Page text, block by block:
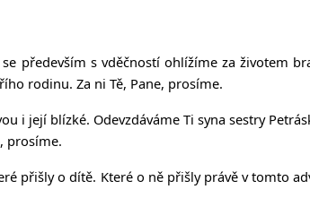
se především s vděčností ohlížíme za životem
rodinu. Za ni Tě, Pane, prosíme.
i její blízké. Odevzdáváme Ti syna sestry
prosíme.
přišly o dítě. Které o ně přišly právě v tomto